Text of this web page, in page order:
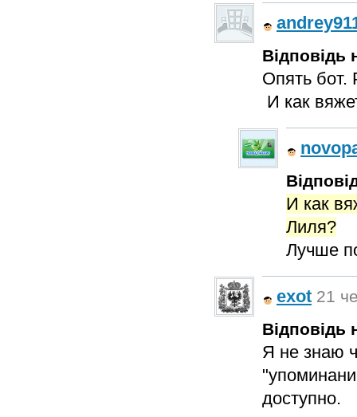
Відповідь
Опять
И как
И как
Лиля?
Лучше
exot 21
Відповідь
Я не знаю
доступно.